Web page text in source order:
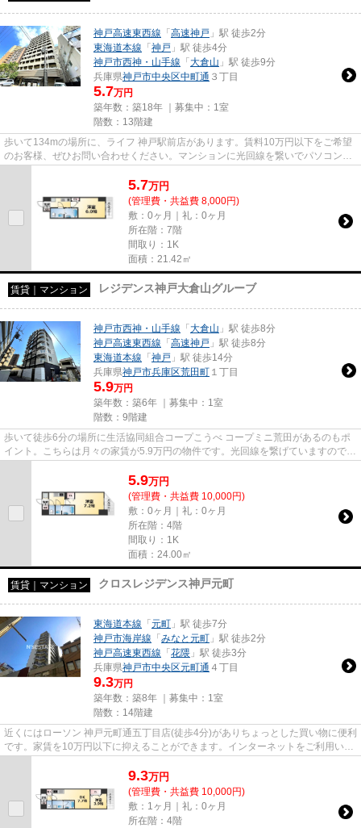
神戸高速東西線 「 高速神戸 」駅 徒歩2分
東海道本線 「 神戸 」駅 徒歩4分
神戸市西神・山手線 「 大倉山 」駅 徒歩9分
兵庫県神戸市中央区中町通 ３丁目
5.7万円
築年数：築18年 ｜募集中： 1室
階数：13階建
歩いて134mの場所に、ライフ 神戸駅前店があります。賃料10万円以下をご希望
のお客様、ぜひお問い合わせください。マンションに光回線を繋いでパソコンを
5.7万円
(管理費・共益費 8,000円)
敷：0ヶ月｜礼：0ヶ月
所在階：7階
間取り：1K
面積：21.42㎡
賃貸｜マンション レジデンス神戸大倉山グルーブ
神戸市西神・山手線 「 大倉山 」駅 徒歩8分
神戸高速東西線 「 高速神戸 」駅 徒歩8分
東海道本線 「 神戸 」駅 徒歩14分
兵庫県神戸市兵庫区荒田町 １丁目
5.9万円
築年数：築6年 ｜募集中： 1室
階数：9階建
歩いて徒歩6分の場所に生活協同組合コープこうべ コープミニ荒田があるのもポ
イント。こちらは月々の家賃が5.9万円の物件です。光回線を繋げていますので通
5.9万円
(管理費・共益費 10,000円)
敷：0ヶ月｜礼：0ヶ月
所在階：4階
間取り：1K
面積：24.00㎡
賃貸｜マンション クロスレジデンス神戸元町
東海道本線 「 元町 」駅 徒歩7分
神戸市海岸線 「 みなと元町 」駅 徒歩2分
神戸高速東西線 「 花隈 」駅 徒歩3分
兵庫県神戸市中央区元町通 ４丁目
9.3万円
築年数：築8年 ｜募集中： 1室
階数：14階建
近くにはローソン 神戸元町通五丁目店(徒歩4分)がありちょっとした買い物に便利
です。家賃を10万円以下に抑えることができます。インターネットをご利用いた
9.3万円
(管理費・共益費 10,000円)
敷：1ヶ月｜礼：0ヶ月
所在階：4階